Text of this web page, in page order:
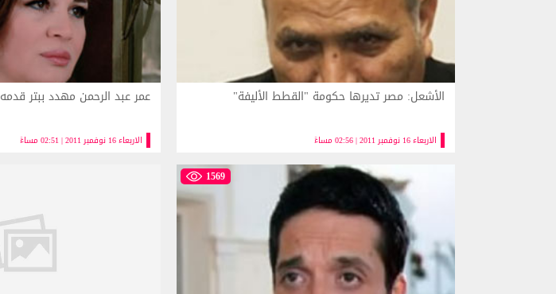
الاربعاء 16 نوفمبر 2011 | 02:56 مساءً
الأشعل: مصر تديرها حكومة "القطط الأليفة"
الاربعاء 16 نوفمبر 2011 | 02:51 مساءً
عمر عبد الرحمن مهدد ببتر قدمه
1569